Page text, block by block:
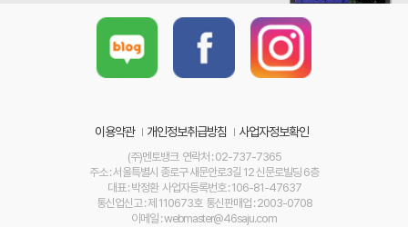
이용약관 개인정보취급방침 사업자정보확인
(주)멘토뱅크 연락처 : 02-737-7365
주소 : 서울특별시 종로구 새문안로3길 12 신문로빌딩 6층
대표 : 박정환 사업자등록번호 : 106-81-47637
통신업신고 : 제 110673호 통신판매업 : 2003-0708
이메일 : webmaster@46saju.com